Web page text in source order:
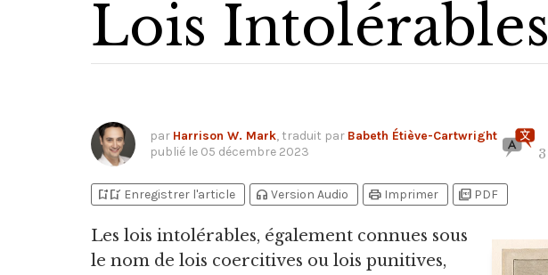
Lois Intolérables
par Harrison W. Mark, traduit par Babeth Étiève-Cartwright
publié le 05 décembre 2023 3
bookmark_addbookmark_added Enregistrer l'article headphones Version Audio print Imprimer picture_as_pdf PDF
Les lois intolérables, également connues sous
le nom de lois coercitives ou lois punitives,